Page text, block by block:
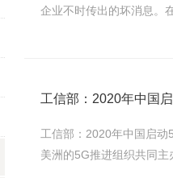
企业不时传出的坏消息。
工信部：2020年中国
工信部：2020年中国启
美洲的5G推进组织共同